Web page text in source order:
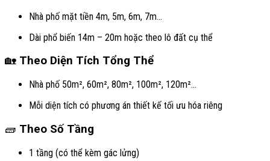
Nhà phố mặt tiền 4m, 5m, 6m, 7m…
Dài phổ biến 14m – 20m hoặc theo lô đất cụ thể
🏡 Theo Diện Tích Tổng Thể
Nhà phố 50m², 60m², 80m², 100m², 120m²…
Mỗi diện tích có phương án thiết kế tối ưu hóa riêng
🧱 Theo Số Tầng
1 tầng (có thể kèm gác lửng)